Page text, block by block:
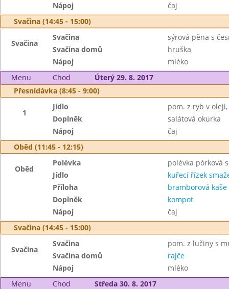
Nápoj
čaj
Svačina (14:45 - 15:00)
Svačina
Svačina
sýrová pěna s
Svačina domů
hruška
Nápoj
mléko
Menu
Chod
Úterý 29. 8. 2017
Přesnídávka (8:45 - 9:00)
1
Jídlo
pom. z ryb v
Doplněk
salátová okurka
Nápoj
čaj
Oběd (11:45 - 12:15)
Oběd
Polévka
polévka pórková
Jídlo
kuřecí řízek
Příloha
bramborová kaše
Doplněk
kompot
Nápoj
čaj
Svačina (14:45 - 15:00)
Svačina
Svačina
pom. z lučiny s
Svačina domů
rajče
Nápoj
mléko
Menu
Chod
Středa 30. 8. 2017